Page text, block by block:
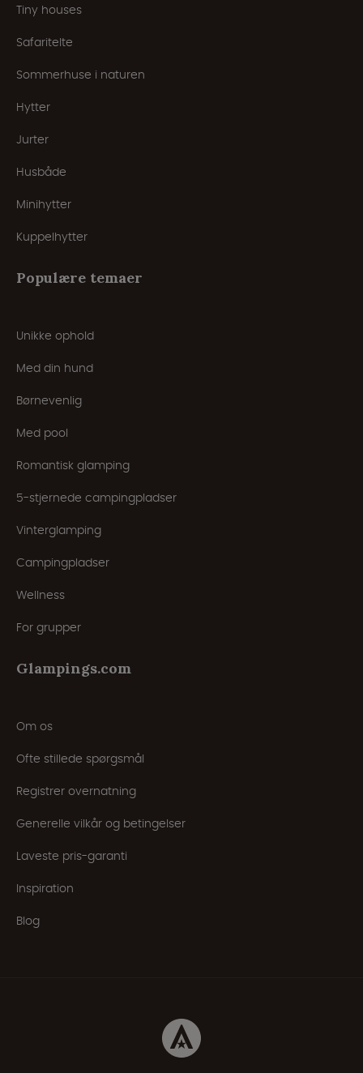
Tiny houses
Safaritelte
Sommerhuse i naturen
Hytter
Jurter
Husbåde
Minihytter
Kuppelhytter
Populære temaer
Unikke ophold
Med din hund
Børnevenlig
Med pool
Romantisk glamping
5-stjernede campingpladser
Vinterglamping
Campingpladser
Wellness
For grupper
Glampings.com
Om os
Ofte stillede spørgsmål
Registrer overnatning
Generelle vilkår og betingelser
Laveste pris-garanti
Inspiration
Blog